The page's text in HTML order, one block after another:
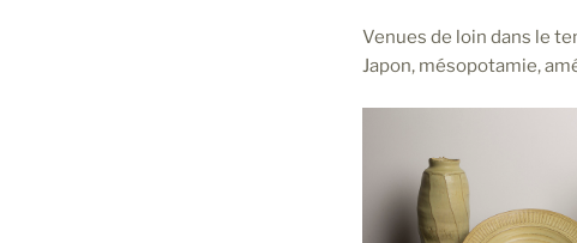
Venues de loin dans le
Japon, mésopotamie,